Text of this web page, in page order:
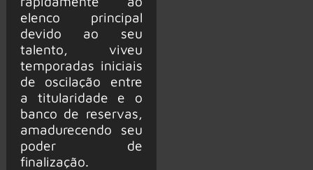
elenco principal
devido ao seu
talento, viveu
temporadas iniciais
de oscilação entre
a titularidade e o
banco de reservas,
amadurecendo seu
poder de
finalização.